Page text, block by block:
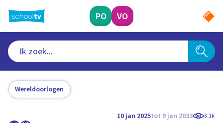
naar
hoofdinhoud
PO VO
Wereldoorlogen
10 jan 2025tot 9 jan 2033 3.1k